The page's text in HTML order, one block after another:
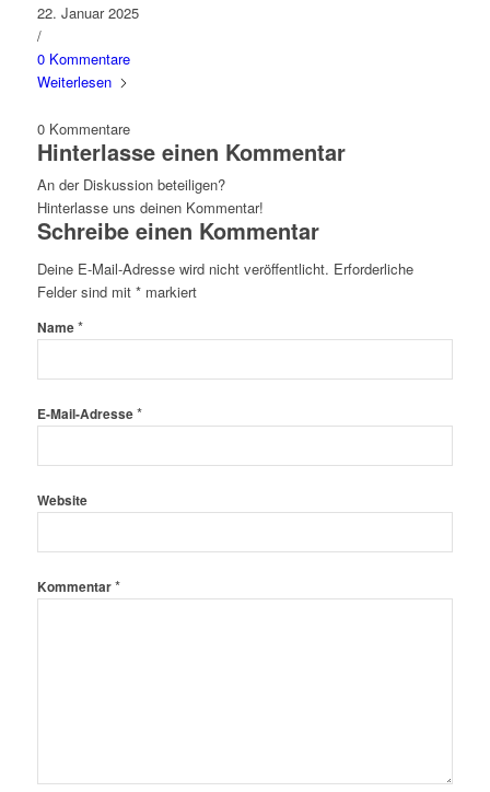
22. Januar 2025
/
0 Kommentare
Weiterlesen
0 Kommentare
Hinterlasse einen Kommentar
An der Diskussion beteiligen?
Hinterlasse uns deinen Kommentar!
Schreibe einen Kommentar
Deine E-Mail-Adresse wird nicht veröffentlicht. Erforderliche
Felder sind mit *markiert
Name*
E-Mail-Adresse*
Website
Kommentar*